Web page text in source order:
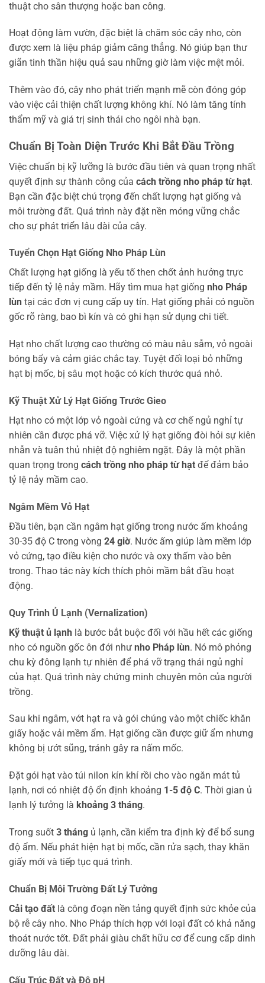
thuật cho sân thượng hoặc ban công.
Hoạt động làm vườn, đặc biệt là chăm sóc cây nho, còn
được xem là liệu pháp giảm căng thẳng. Nó giúp bạn thư
giãn tinh thần hiệu quả sau những giờ làm việc mệt mỏi.
Thêm vào đó, cây nho phát triển mạnh mẽ còn đóng góp
vào việc cải thiện chất lượng không khí. Nó làm tăng tính
thẩm mỹ và giá trị sinh thái cho ngôi nhà bạn.
Chuẩn Bị Toàn Diện Trước Khi Bắt Đầu Trồng
Việc chuẩn bị kỹ lưỡng là bước đầu tiên và quan trọng nhất
quyết định sự thành công của cách trồng nho pháp từ hạt.
Bạn cần đặc biệt chú trọng đến chất lượng hạt giống và
môi trường đất. Quá trình này đặt nền móng vững chắc
cho sự phát triển lâu dài của cây.
Tuyển Chọn Hạt Giống Nho Pháp Lùn
Chất lượng hạt giống là yếu tố then chốt ảnh hưởng trực
tiếp đến tỷ lệ nảy mầm. Hãy tìm mua hạt giống nho Pháp
lùn tại các đơn vị cung cấp uy tín. Hạt giống phải có nguồn
gốc rõ ràng, bao bì kín và có ghi hạn sử dụng chi tiết.
Hạt nho chất lượng cao thường có màu nâu sẫm, vỏ ngoài
bóng bẩy và cảm giác chắc tay. Tuyệt đối loại bỏ những
hạt bị mốc, bị sâu mọt hoặc có kích thước quá nhỏ.
Kỹ Thuật Xử Lý Hạt Giống Trước Gieo
Hạt nho có một lớp vỏ ngoài cứng và cơ chế ngủ nghỉ tự
nhiên cần được phá vỡ. Việc xử lý hạt giống đòi hỏi sự kiên
nhẫn và tuân thủ nhiệt độ nghiêm ngặt. Đây là một phần
quan trọng trong cách trồng nho pháp từ hạt để đảm bảo
tỷ lệ nảy mầm cao.
Ngâm Mềm Vỏ Hạt
Đầu tiên, bạn cần ngâm hạt giống trong nước ấm khoảng
30-35 độ C trong vòng 24 giờ. Nước ấm giúp làm mềm lớp
vỏ cứng, tạo điều kiện cho nước và oxy thấm vào bên
trong. Thao tác này kích thích phôi mầm bắt đầu hoạt
động.
Quy Trình Ủ Lạnh (Vernalization)
Kỹ thuật ủ lạnh là bước bắt buộc đối với hầu hết các giống
nho có nguồn gốc ôn đới như nho Pháp lùn. Nó mô phỏng
chu kỳ đông lạnh tự nhiên để phá vỡ trạng thái ngủ nghỉ
của hạt. Quá trình này chứng minh chuyên môn của người
trồng.
Sau khi ngâm, vớt hạt ra và gói chúng vào một chiếc khăn
giấy hoặc vải mềm ẩm. Hạt giống cần được giữ ẩm nhưng
không bị ướt sũng, tránh gây ra nấm mốc.
Đặt gói hạt vào túi nilon kín khí rồi cho vào ngăn mát tủ
lạnh, nơi có nhiệt độ ổn định khoảng 1-5 độ C. Thời gian ủ
lạnh lý tưởng là khoảng 3 tháng.
Trong suốt 3 tháng ủ lạnh, cần kiểm tra định kỳ để bổ sung
độ ẩm. Nếu phát hiện hạt bị mốc, cần rửa sạch, thay khăn
giấy mới và tiếp tục quá trình.
Chuẩn Bị Môi Trường Đất Lý Tưởng
Cải tạo đất là công đoạn nền tảng quyết định sức khỏe của
bộ rễ cây nho. Nho Pháp thích hợp với loại đất có khả năng
thoát nước tốt. Đất phải giàu chất hữu cơ để cung cấp dinh
dưỡng lâu dài.
Cấu Trúc Đất và Độ pH